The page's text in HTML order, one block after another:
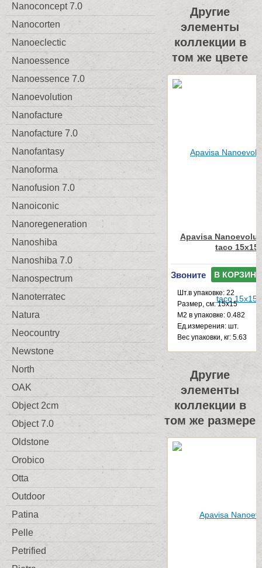
Nanoconcept 7.0
Nanocorten
Nanoeclectic
Nanoessence
Nanoessence 7.0
Nanoevolution
Nanofacture
Nanofacture 7.0
Nanofantasy
Nanoforma
Nanofusion 7.0
Nanoiconic
Nanoregeneration
Nanoshiba
Nanoshiba 7.0
Nanospectrum
Nanoterratec
Natura
Neocountry
Newstone
North
OAK
Object 2cm
Object 7.0
Oldstone
Orobico
Otta
Outdoor
Patina
Pelle
Petrified
Другие
элементы
коллекции в
том же цвете
Apavisa
taco 15x15
Звоните В КОРЗИНУ
Шт.в упаковке: 22
Размер, см: 15x15
М2 в упаковке: 0.482
Ед.измерения: шт.
Веc упаковки, кг: 5.63
Другие
элементы
коллекции в
том же размере